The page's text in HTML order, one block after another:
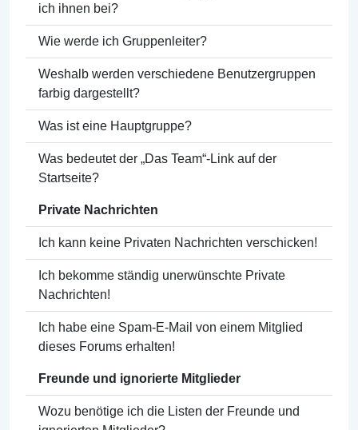
ich ihnen bei?
Wie werde ich Gruppenleiter?
Weshalb werden verschiedene Benutzergruppen
farbig dargestellt?
Was ist eine Hauptgruppe?
Was bedeutet der „Das Team“-Link auf der
Startseite?
Private Nachrichten
Ich kann keine Privaten Nachrichten verschicken!
Ich bekomme ständig unerwünschte Private
Nachrichten!
Ich habe eine Spam-E-Mail von einem Mitglied
dieses Forums erhalten!
Freunde und ignorierte Mitglieder
Wozu benötige ich die Listen der Freunde und